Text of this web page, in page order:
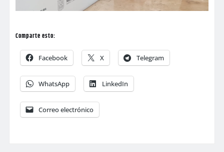
Comparte esto:
Facebook X Telegram
WhatsApp LinkedIn
Correo electrónico